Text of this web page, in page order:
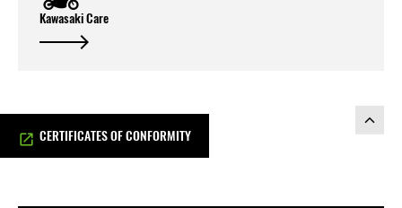
Kawasaki Care
CERTIFICATES OF CONFORMITY